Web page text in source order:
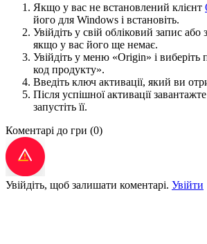
Якщо у вас не встановлений клієнт
його для Windows і встановіть.
Увійдіть у свій обліковий запис або
якщо у вас його ще немає.
Увійдіть у меню «Origin» і
код продукту».
Введіть ключ активації, який ви
Після успішної активації
запустіть її.
Коментарі до гри (0)
Увійдіть, щоб залишати коментарі. Увійти